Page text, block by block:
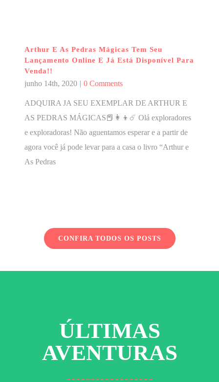
Arthur E As Pedras Mágicas Tem Seu
Lançamento Online E Já Está Disponível Para
Venda!!
junho 14th, 2020 | 0 Comments
ADQUIRA JA SEU EXEMPLAR DE ARTHUR E
AS PEDRAS MÁGICAS📕👩‍👦☄️ Olá exploradores
e exploradoras! Não aguentamos esperar e a partir de
agora você já pode levar para a casa o livro “Arthur e
As Pedras
CONFIRA TODOS OS POSTS
ÚLTIMAS
AVENTURAS